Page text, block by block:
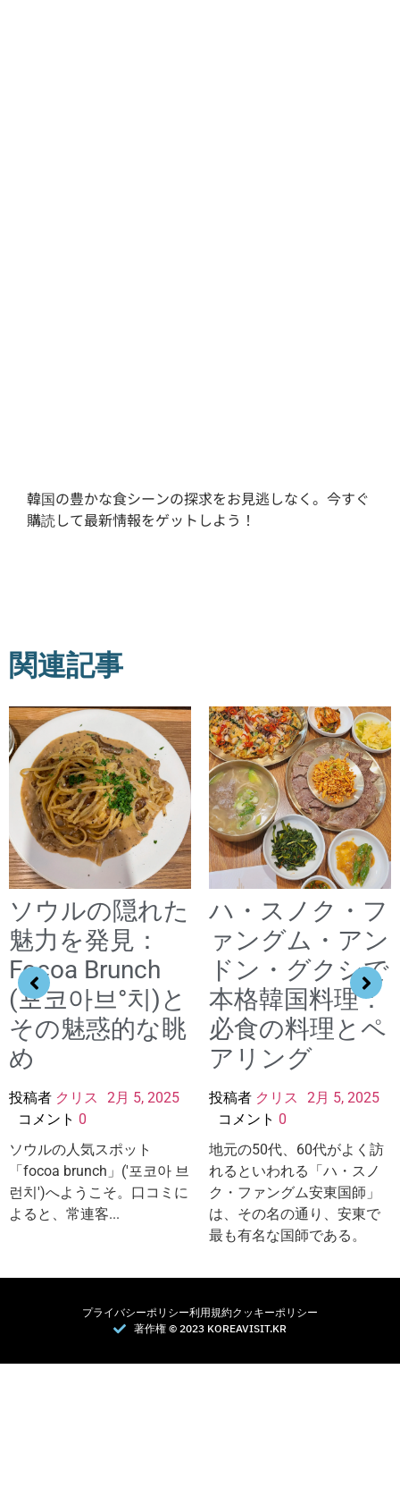
韓国の豊かな食シーンの探求をお見逃しなく。今すぐ
購読して最新情報をゲットしよう！
関連記事
ソウルの隠れた
魅力を発見：
Focoa Brunch
(포코아브°치)と
その魅惑的な眺
め
投稿者 クリス
2月 5, 2025
コメント 0
ソウルの人気スポット
「focoa brunch」('포코아 브
런치')へようこそ。口コミに
よると、常連客...
ハ・スノク・フ
ァングム・アン
ドン・グクシで
本格韓国料理：
必食の料理とペ
アリング
投稿者 クリス
2月 5, 2025
コメント 0
地元の50代、60代がよく訪
れるといわれる「ハ・スノ
ク・ファングム安東国師」
は、その名の通り、安東で
最も有名な国師である。
プライバシーポリシー利用規約クッキーポリシー
著作権 © 2023 KOREAVISIT.KR